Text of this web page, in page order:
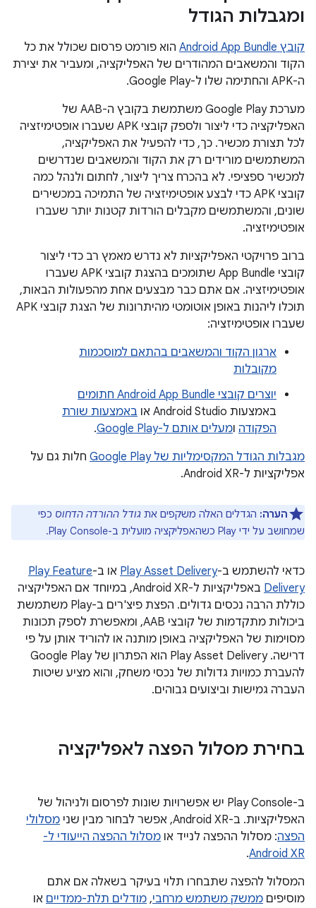
ומגבלות הגודל
קובץ Android App Bundle
הוא פורמט פרסום שכולל את כל
הקוד והמשאבים המהודרים של האפליקציה, ומעביר את יצירת
ה-APK והחתימה שלו ל-Google Play.
מערכת Google Play משתמשת בקובץ ה-AAB של
האפליקציה כדי ליצור ולספק קובצי APK שעברו אופטימיזציה
לכל תצורת מכשיר. כך, כדי להפעיל את האפליקציה,
המשתמשים מורידים רק את הקוד והמשאבים שנדרשים
למכשיר ספציפי. לא בהכרח צריך ליצור, לחתום ולנהל כמה
קובצי APK כדי לבצע אופטימיזציה של התמיכה במכשירים
שונים, והמשתמשים מקבלים הורדות קטנות יותר שעברו
אופטימיזציה.
ברוב פרויקטי האפליקציות לא נדרש מאמץ רב כדי ליצור
קובצי App Bundle שתומכים בהצגת קובצי APK שעברו
אופטימיזציה. אם אתם כבר מבצעים אחת מהפעולות הבאות,
תוכלו ליהנות באופן אוטומטי מהיתרונות של הצגת קובצי APK
שעברו אופטימיזציה:
ארגון הקוד והמשאבים בהתאם למוסכמות
מקובלות
יוצרים קובצי Android App Bundle חתומים
באמצעות Android Studio או
באמצעות שורת
הפקודה ומעלים אותם ל-Google Play
.
מגבלות הגודל המקסימליות של Google Play
חלות גם על
אפליקציות ל-Android XR.
הערה: הגדלים האלה משקפים את גודל ההורדה הדחוס כפי
שמחושב על ידי Play כשהאפליקציה מועלית ב-Play Console.
כדאי להשתמש ב-Play Asset Delivery או ב-Play Feature
Delivery
באפליקציות ל-Android XR, במיוחד אם האפליקציה
כוללת הרבה נכסים גדולים. ‫הפצת פיצ'רים ב-Play משתמשת
ביכולות מתקדמות של קובצי AAB, ומאפשרת לספק תכונות
מסוימות של האפליקציה באופן מותנה או להוריד אותן על פי
דרישה. ‫Play Asset Delivery הוא הפתרון של Google Play
להעברת כמויות גדולות של נכסי משחק, והוא מציע שיטות
העברה גמישות וביצועים גבוהים.
בחירת מסלול הפצה לאפליקציה
ב-Play Console יש אפשרויות שונות לפרסום ולניהול של
האפליקציות. ב-Android XR, אפשר לבחור מבין שני
מסלולי
הפצה: מסלול ההפצה לנייד או מסלול ההפצה הייעודי ל-
Android XR
.
המסלול להפצה שתבחרו תלוי בעיקר בשאלה אם אתם
מוסיפים ממשק משתמש מרחבי, מודלים תלת-ממדיים או